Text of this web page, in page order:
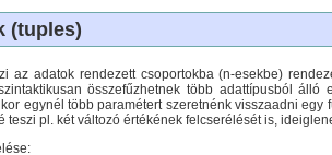
(tuples)
az adatok rendezett csoportokba (n-esekbe)
összefűzhetnek több adattípusból
egynél több paramétert szeretnénk visszaadni
teszi pl. két változó értékének felcserélését is,